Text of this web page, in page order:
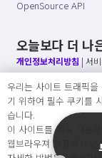
OpenSource API
오늘보다 더 나
개인정보처리방침 | 서
○ 개인정보보호 컴플라
○ 정보주체의 권리를
○ 기업의 개인정보보호
우리는 사이트 트래픽
기 위하여 필수 쿠키를
습니다.
이 사이트를 계속 사용
웹브라우져 설정에서 언